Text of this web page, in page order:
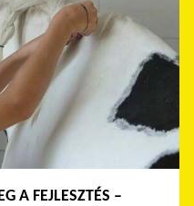
A FEJLESZTÉS –